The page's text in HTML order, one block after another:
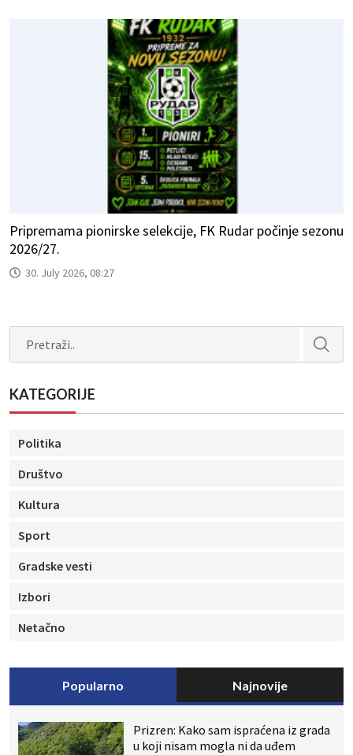
Pripremama pionirske selekcije, FK Rudar počinje sezonu
2026/27.
30. July 2026, 08:27
KATEGORIJE
Politika
Društvo
Kultura
Sport
Gradske vesti
Izbori
Netačno
Popularno Najnovije
Prizren: Kako sam ispraćena iz grada
u koji nisam mogla ni da uđem